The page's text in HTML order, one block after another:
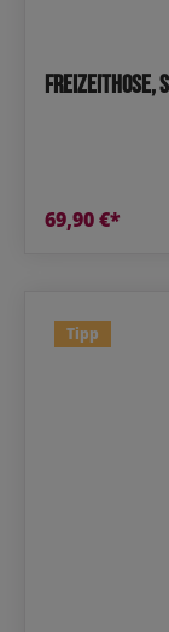
Freizeithose,
69,90 €*
Tipp